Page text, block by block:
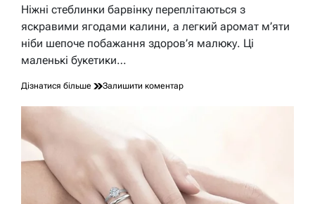
час
Ніжні стеблинки барвінку переплітаються з
яскравими ягодами калини, а легкий аромат м’яти
ніби шепоче побажання здоров’я малюку. Ці
маленькі букетики…
Дізнатися більше Залишити коментардо
своїми
руками